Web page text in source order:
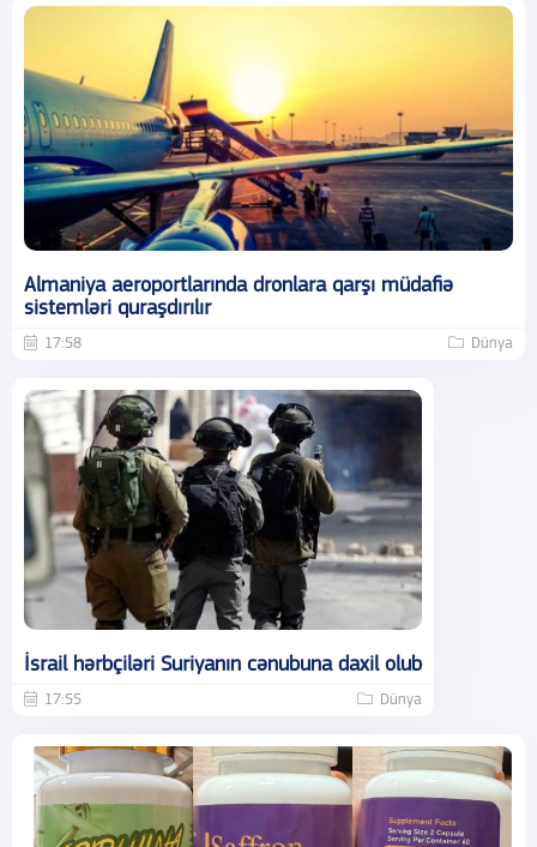
Almaniya aeroportlarında dronlara qarşı müdafiə
sistemləri quraşdırılır
17:58 Dünya
İsrail hərbçiləri Suriyanın cənubuna daxil olub
17:55 Dünya